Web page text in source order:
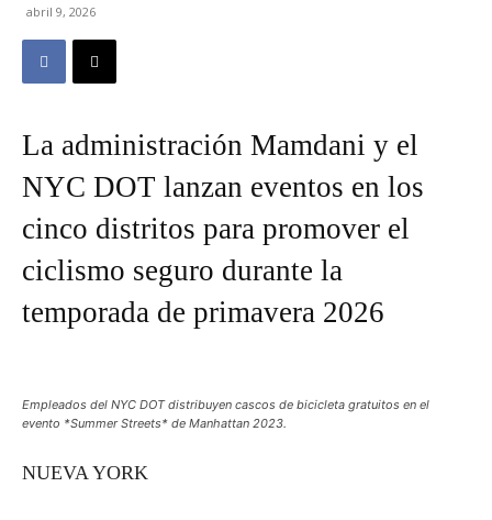
abril 9, 2026
La administración Mamdani y el
NYC DOT lanzan eventos en los
cinco distritos para promover el
ciclismo seguro durante la
temporada de primavera 2026
Empleados del NYC DOT distribuyen cascos de bicicleta gratuitos en el
evento *Summer Streets* de Manhattan 2023.
NUEVA YORK